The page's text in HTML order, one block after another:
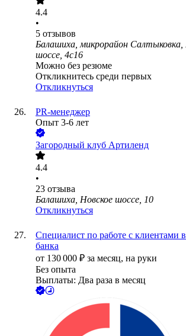
4.4
•
5 отзывов
Балашиха, микрорайон Салтыковка,
шоссе, 4с16
Можно без резюме
Откликнитесь среди первых
Откликнуться
PR-менеджер
Опыт 3-6 лет
Загородный клуб Артиленд
4.4
•
23 отзыва
Балашиха, Новское шоссе, 10
Откликнуться
Специалист по работе с клиентами
банка
от 130 000 ₽ за месяц, на руки
Без опыта
Выплаты: Два раза в месяц